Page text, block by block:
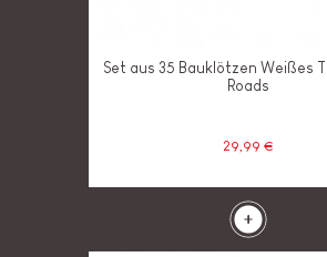
Set aus 35 Bauklötzen Weißes
Roads
29,99 €